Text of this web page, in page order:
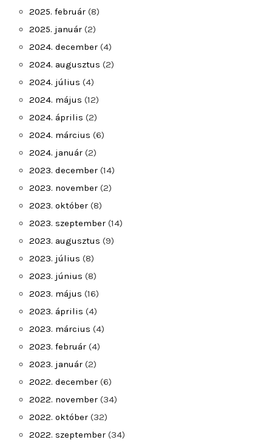
2025. február (8)
2025. január (2)
2024. december (4)
2024. augusztus (2)
2024. július (4)
2024. május (12)
2024. április (2)
2024. március (6)
2024. január (2)
2023. december (14)
2023. november (2)
2023. október (8)
2023. szeptember (14)
2023. augusztus (9)
2023. július (8)
2023. június (8)
2023. május (16)
2023. április (4)
2023. március (4)
2023. február (4)
2023. január (2)
2022. december (6)
2022. november (34)
2022. október (32)
2022. szeptember (34)